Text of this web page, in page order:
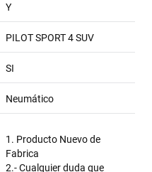
Y
PILOT SPORT 4 SUV
SI
Neumático
1. Producto Nuevo de
Fabrica
2.- Cualquier duda que